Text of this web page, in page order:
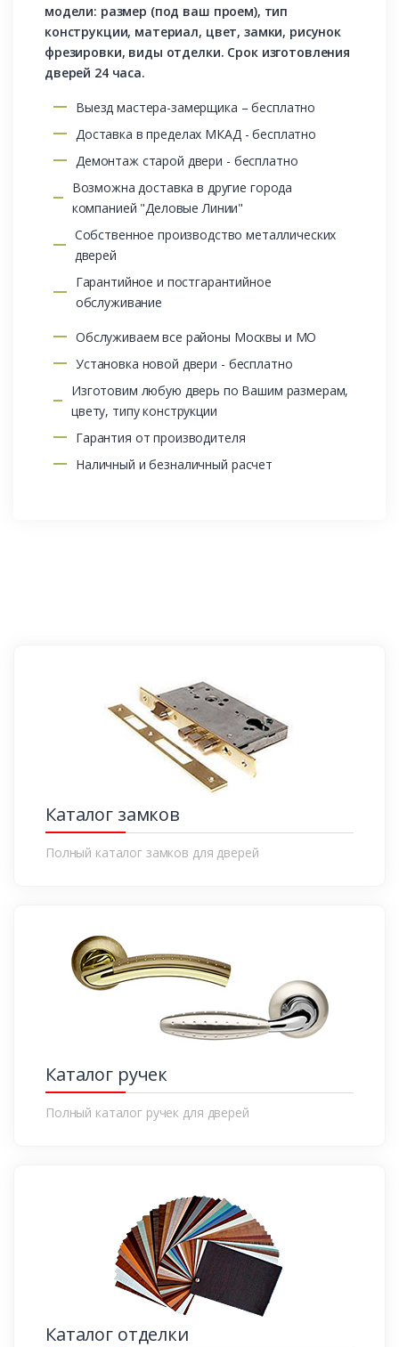
модели: размер (под ваш проем), тип
конструкции, материал, цвет, замки, рисунок
фрезировки, виды отделки. Срок изготовления
дверей 24 часа.
Выезд мастера-замерщика – бесплатно
Доставка в пределах МКАД - бесплатно
Демонтаж старой двери - бесплатно
Возможна доставка в другие города
компанией "Деловые Линии"
Собственное производство металлических
дверей
Гарантийное и постгарантийное
обслуживание
Обслуживаем все районы Москвы и МО
Установка новой двери - бесплатно
Изготовим любую дверь по Вашим размерам,
цвету, типу конструкции
Гарантия от производителя
Наличный и безналичный расчет
Каталог замков
Полный каталог замков для дверей
Каталог ручек
Полный каталог ручек для дверей
Каталог отделки